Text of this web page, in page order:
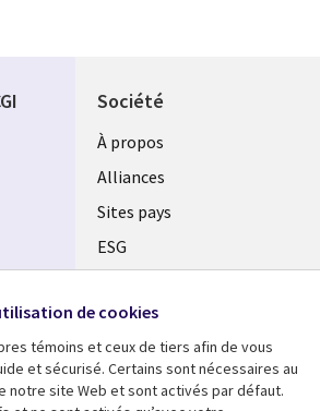
Société
À propos
Alliances
Sites pays
ESG
Fusions
Salle de presse
de cookies
témoins et ceux de tiers afin de vous
et sécurisé. Certains sont nécessaires au
notre site Web et sont activés par défaut.